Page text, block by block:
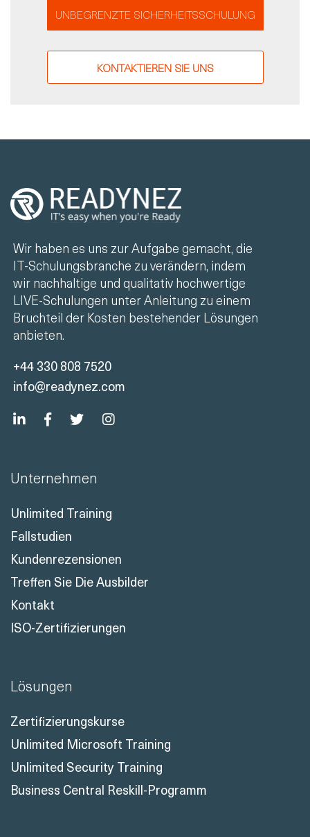
UNBEGRENZTE SICHERHEITSSCHULUNG
KONTAKTIEREN SIE UNS
Wir haben es uns zur Aufgabe gemacht, die
IT-Schulungsbranche zu verändern, indem
wir nachhaltige und qualitativ hochwertige
LIVE-Schulungen unter Anleitung zu einem
Bruchteil der Kosten bestehender Lösungen
anbieten.
+44 330 808 7520
info@readynez.com
Unternehmen
Unlimited Training
Fallstudien
Kundenrezensionen
Treffen Sie Die Ausbilder
Kontakt
ISO-Zertifizierungen
Lösungen
Zertifizierungskurse
Unlimited Microsoft Training
Unlimited Security Training
Business Central Reskill-Programm